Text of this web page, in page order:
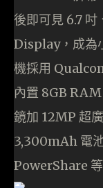
後即可見 6.7
Display，成為
機採用
內置 8GB
鏡加 12MP 超
3,300mAh 電
PowerShare 等